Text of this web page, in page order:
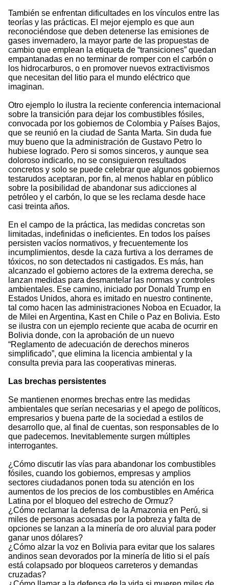
También se enfrentan dificultades en los vínculos entre las
teorías y las prácticas. El mejor ejemplo es que aun
reconociéndose que deben detenerse las emisiones de
gases invernadero, la mayor parte de las propuestas de
cambio que emplean la etiqueta de “transiciones” quedan
empantanadas en no terminar de romper con el carbón o
los hidrocarburos, o en promover nuevos extractivismos
que necesitan del litio para el mundo eléctrico que
imaginan.
Otro ejemplo lo ilustra la reciente conferencia internacional
sobre la transición para dejar los combustibles fósiles,
convocada por los gobiernos de Colombia y Países Bajos,
que se reunió en la ciudad de Santa Marta. Sin duda fue
muy bueno que la administración de Gustavo Petro lo
hubiese logrado. Pero si somos sinceros, y aunque sea
doloroso indicarlo, no se consiguieron resultados
concretos y solo se puede celebrar que algunos gobiernos
testarudos aceptaran, por fin, al menos hablar en público
sobre la posibilidad de abandonar sus adicciones al
petróleo y el carbón, lo que se les reclama desde hace
casi treinta años.
En el campo de la práctica, las medidas concretas son
limitadas, indefinidas o ineficientes. En todos los países
persisten vacíos normativos, y frecuentemente los
incumplimientos, desde la caza furtiva a los derrames de
tóxicos, no son detectados ni castigados. Es más, han
alcanzado el gobierno actores de la extrema derecha, se
lanzan medidas para desmantelar las normas y controles
ambientales. Ese camino, iniciado por Donald Trump en
Estados Unidos, ahora es imitado en nuestro continente,
tal como hacen las administraciones Noboa en Ecuador, la
de Milei en Argentina, Kast en Chile o Paz en Bolivia. Esto
se ilustra con un ejemplo reciente que acaba de ocurrir en
Bolivia donde, con la aprobación de un nuevo
“Reglamento de adecuación de derechos mineros
simplificado”, que elimina la licencia ambiental y la
consulta previa para las cooperativas mineras.
Las brechas persistentes
Se mantienen enormes brechas entre las medidas
ambientales que serían necesarias y el apego de políticos,
empresarios y buena parte de la sociedad a estilos de
desarrollo que, al final de cuentas, son responsables de lo
que padecemos. Inevitablemente surgen múltiples
interrogantes.
¿Cómo discutir las vías para abandonar los combustibles
fósiles, cuando los gobiernos, empresas y amplios
sectores ciudadanos ponen toda su atención en los
aumentos de los precios de los combustibles en América
Latina por el bloqueo del estrecho de Ormuz?
¿Cómo reclamar la defensa de la Amazonia en Perú, si
miles de personas acosadas por la pobreza y falta de
opciones se lanzan a la minería de oro aluvial para poder
ganar unos dólares?
¿Cómo alzar la voz en Bolivia para evitar que los salares
andinos sean devorados por la minería de litio si el país
está colapsado por bloqueos carreteros y demandas
cruzadas?